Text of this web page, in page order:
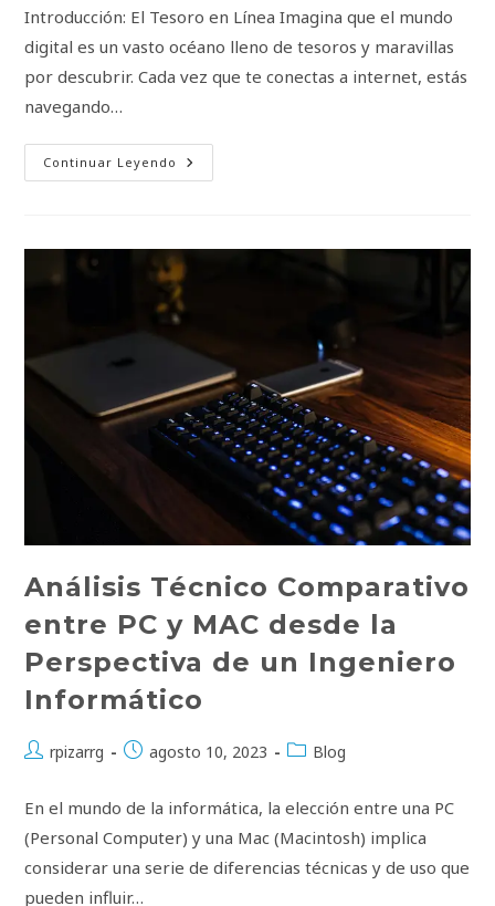
entrada:
entrada:
entrada:
Introducción: El Tesoro en Línea Imagina que el mundo
digital es un vasto océano lleno de tesoros y maravillas
por descubrir. Cada vez que te conectas a internet, estás
navegando…
Continuar Leyendo Protegiendo
Tu
En
El
Mundo
Cibernético
Análisis Técnico Comparativo
entre PC y MAC desde la
Perspectiva de un Ingeniero
Informático
Autor
entrada:
rpizarrg
Publicación
la
entrada:
agosto 10, 2023
Categoría
la
entrada:
Blog
En el mundo de la informática, la elección entre una PC
(Personal Computer) y una Mac (Macintosh) implica
considerar una serie de diferencias técnicas y de uso que
pueden influir…